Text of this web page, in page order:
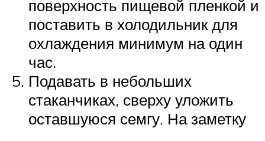
поверхность пищевой пленкой и
поставить в холодильник для
охлаждения минимум на один
час.
Подавать в небольших
стаканчиках, сверху уложить
оставшуюся семгу. На заметку